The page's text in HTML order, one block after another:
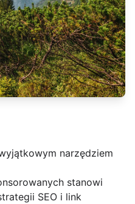
narzędziem
stanowi
SEO i link